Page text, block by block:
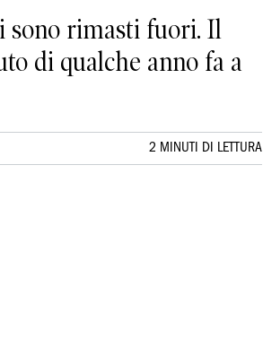
sono rimasti fuori. Il
di qualche anno fa a
2 MINUTI DI LETTURA